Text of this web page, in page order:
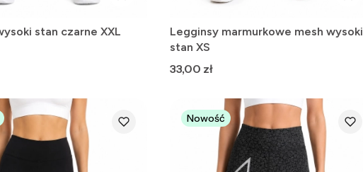
stan czarne XXL
Legginsy marmurkowe mesh wysoki
stan XS
Cena
33,00 zł
Nowość